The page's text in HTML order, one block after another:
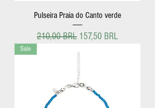
Pulseira Praia do Canto verde
Precio
210,00 BRL Precio de oferta
157,50 BRL
Sale